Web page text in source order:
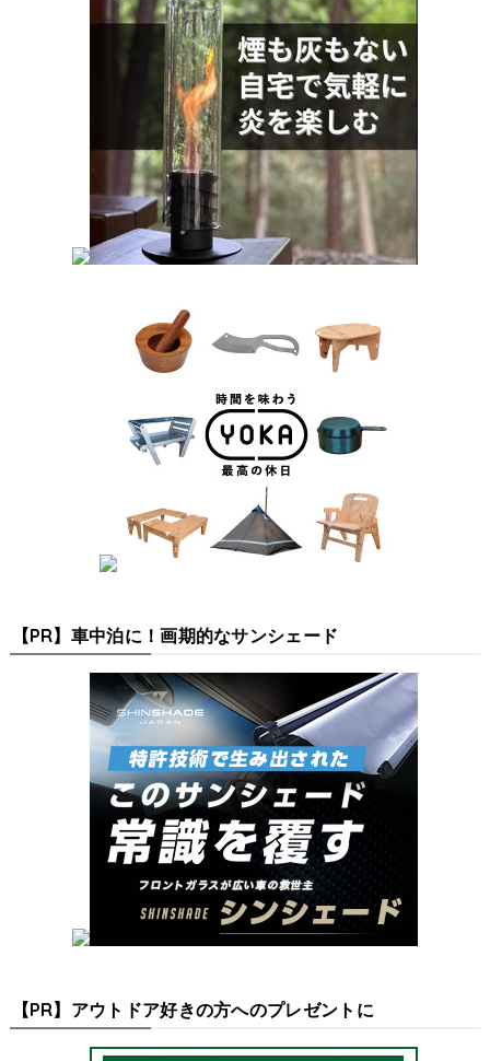
【PR】車中泊に！画期的なサンシェード
【PR】アウトドア好きの方へのプレゼントに